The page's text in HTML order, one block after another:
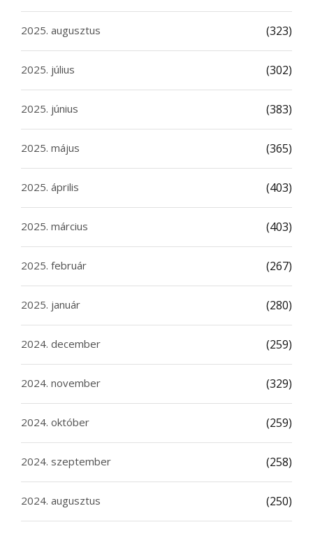
2025. augusztus (323)
2025. július (302)
2025. június (383)
2025. május (365)
2025. április (403)
2025. március (403)
2025. február (267)
2025. január (280)
2024. december (259)
2024. november (329)
2024. október (259)
2024. szeptember (258)
2024. augusztus (250)